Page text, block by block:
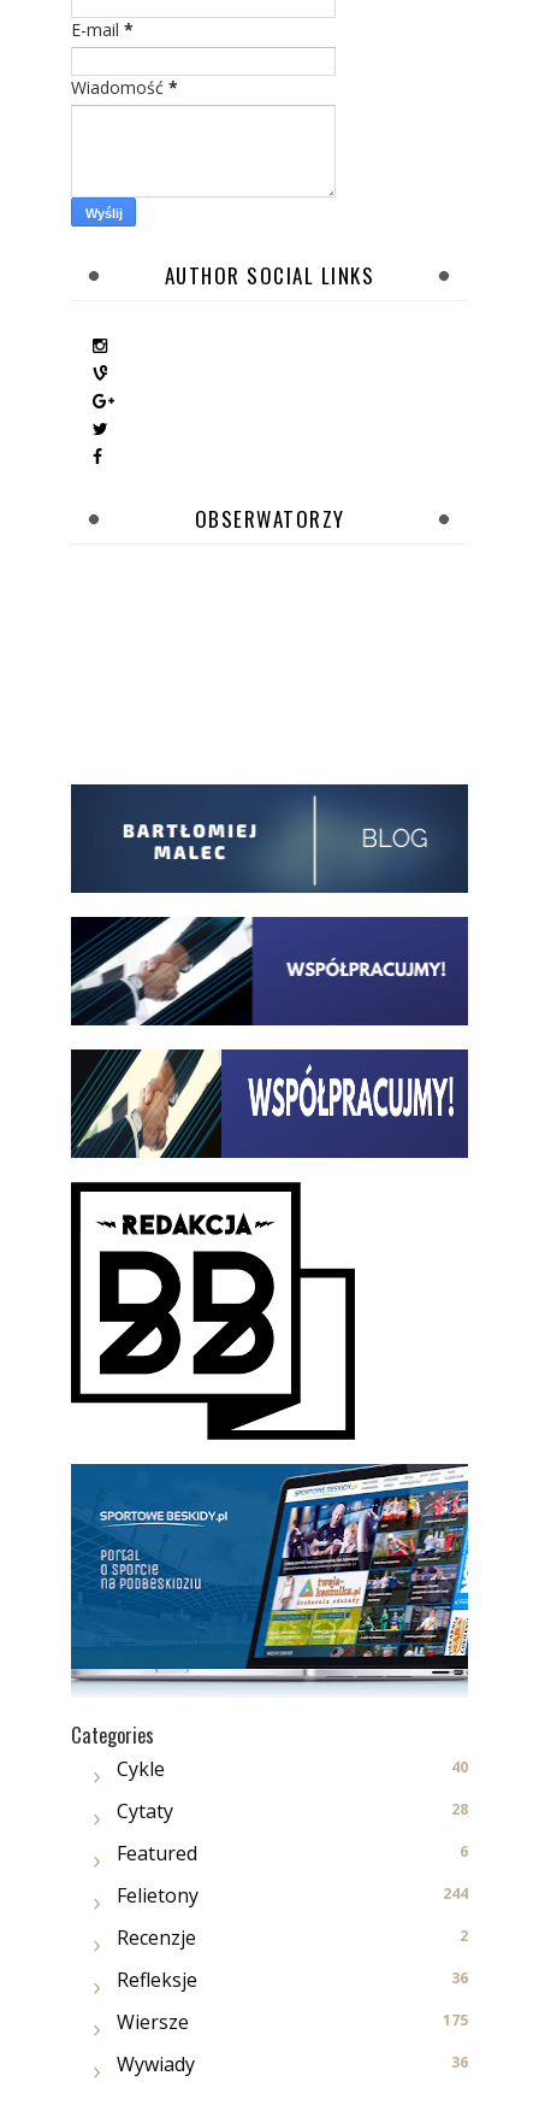
E-mail *
Wiadomość *
AUTHOR SOCIAL LINKS
OBSERWATORZY
Categories
Cykle 40
Cytaty 28
Featured 6
Felietony 244
Recenzje 2
Refleksje 36
Wiersze 175
Wywiady 36